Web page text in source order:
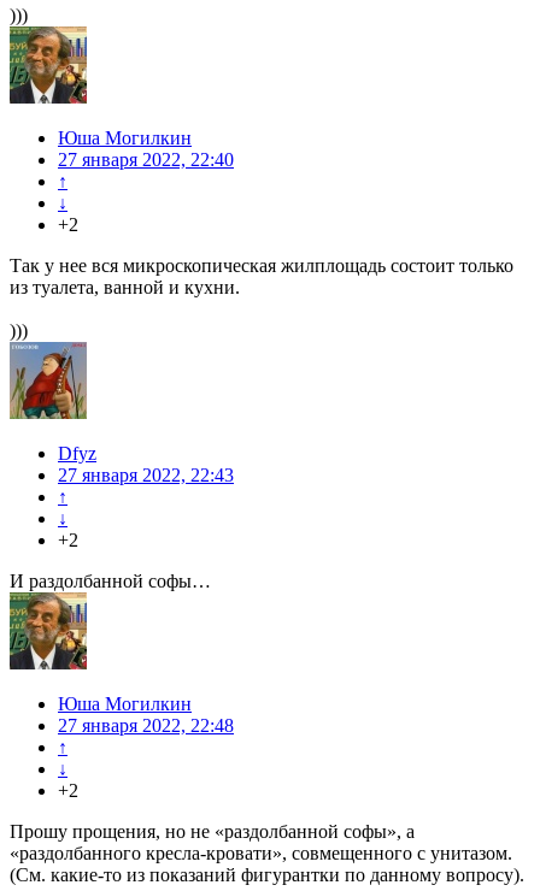
)))
Юша Могилкин
27 января 2022, 22:40
↑
↓
+2
Так у нее вся микроскопическая жилплощадь состоит только
из туалета, ванной и кухни.
)))
Dfyz
27 января 2022, 22:43
↑
↓
+2
И раздолбанной софы…
Юша Могилкин
27 января 2022, 22:48
↑
↓
+2
Прошу прощения, но не «раздолбанной софы», а
«раздолбанного кресла-кровати», совмещенного с унитазом.
(См. какие-то из показаний фигурантки по данному вопросу).